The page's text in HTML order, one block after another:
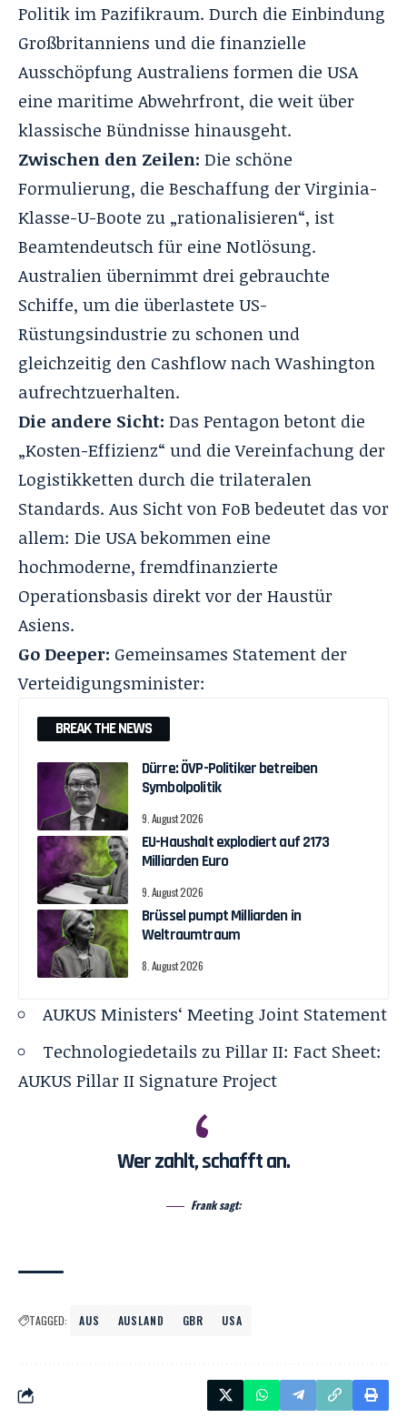
Politik im Pazifikraum. Durch die Einbindung
Großbritanniens und die finanzielle
Ausschöpfung Australiens formen die USA
eine maritime Abwehrfront, die weit über
klassische Bündnisse hinausgeht.
Zwischen den Zeilen: Die schöne
Formulierung, die Beschaffung der Virginia-
Klasse-U-Boote zu „rationalisieren“, ist
Beamtendeutsch für eine Notlösung.
Australien übernimmt drei gebrauchte
Schiffe, um die überlastete US-
Rüstungsindustrie zu schonen und
gleichzeitig den Cashflow nach Washington
aufrechtzuerhalten.
Die andere Sicht: Das Pentagon betont die
„Kosten-Effizienz“ und die Vereinfachung der
Logistikketten durch die trilateralen
Standards. Aus Sicht von FoB bedeutet das vor
allem: Die USA bekommen eine
hochmoderne, fremdfinanzierte
Operationsbasis direkt vor der Haustür
Asiens.
Go Deeper: Gemeinsames Statement der
Verteidigungsminister:
BREAK THE NEWS
Dürre: ÖVP-Politiker betreiben
Symbolpolitik
9. August 2026
EU-Haushalt explodiert auf 2173
Milliarden Euro
9. August 2026
Brüssel pumpt Milliarden in
Weltraumtraum
8. August 2026
AUKUS Ministers‘ Meeting Joint Statement
Technologiedetails zu Pillar II: Fact Sheet:
AUKUS Pillar II Signature Project
Wer zahlt, schafft an.
Frank sagt:
TAGGED: AUS AUSLAND GBR USA